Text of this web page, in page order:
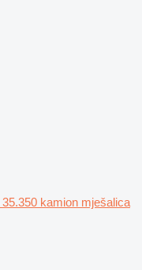
kamion mješalica